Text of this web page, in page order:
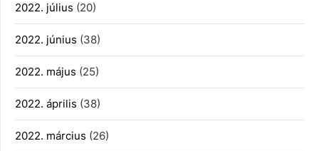
2022. július (20)
2022. június (38)
2022. május (25)
2022. április (38)
2022. március (26)